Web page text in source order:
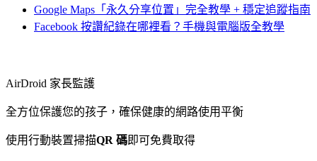
Google Maps「永久分享位置」完全教學 + 穩定追蹤指南
Facebook 按讚紀錄在哪裡看？手機與電腦版全教學
AirDroid 家長監護
全方位保護您的孩子，確保健康的網路使用平衡
使用行動裝置掃描QR 碼即可免費取得